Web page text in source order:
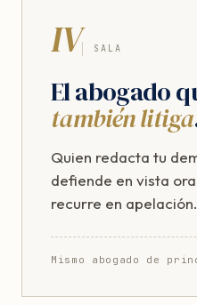
IV SALA
El abogado
también litiga
Quien redacta tu
defiende en vista
recurre en apelación.
Mismo abogado de